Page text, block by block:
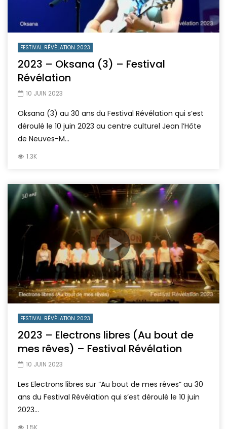
FESTIVAL RÉVÉLATION 2023
2023 – Oksana (3) – Festival
Révélation
10 JUIN 2023
Oksana (3) au 30 ans du Festival Révélation qui s’est
déroulé le 10 juin 2023 au centre culturel Jean l’Hôte
de Neuves-M...
1.3K
FESTIVAL RÉVÉLATION 2023
2023 – Electrons libres (Au bout de
mes rêves) – Festival Révélation
10 JUIN 2023
Les Electrons libres sur “Au bout de mes rêves” au 30
ans du Festival Révélation qui s’est déroulé le 10 juin
2023...